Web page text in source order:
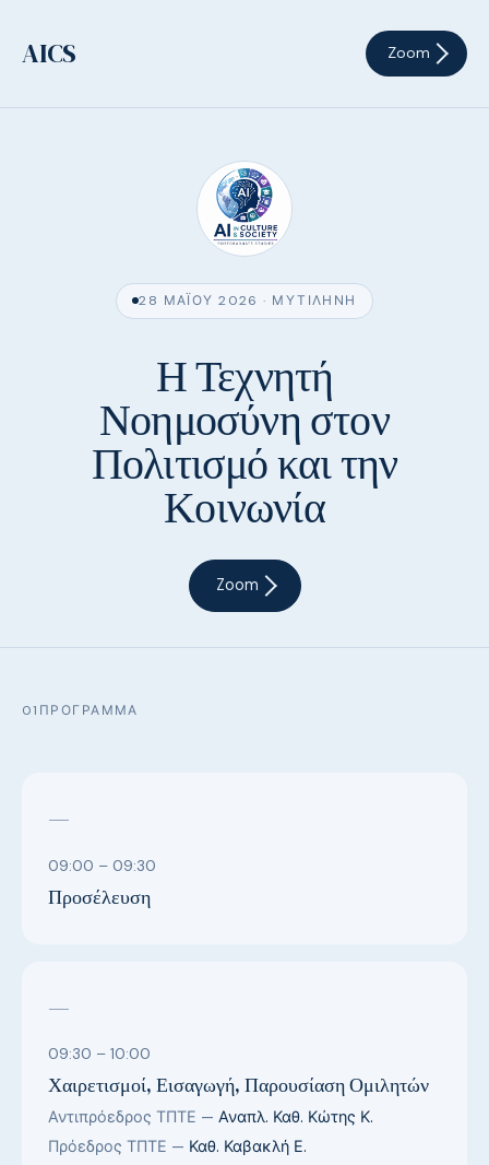
AICS Zoom
28 ΜΑΪ́ΟΥ 2026 · ΜΥΤΙΛΉΝΗ
Η Τεχνητή
Νοημοσύνη στον
Πολιτισμό και την
Κοινωνία
Zoom
01 ΠΡΌΓΡΑΜΜΑ
—
09:00 – 09:30
Προσέλευση
—
09:30 – 10:00
Χαιρετισμοί, Εισαγωγή, Παρουσίαση Ομιλητών
Αντιπρόεδρος ΤΠΤΕ — Αναπλ. Καθ. Κώτης Κ.
Πρόεδρος ΤΠΤΕ — Καθ. Καβακλή Ε.